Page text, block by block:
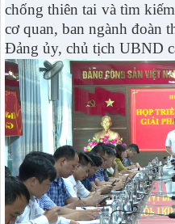
chống thiên tai và tìm
cơ quan, ban ngành đoàn
Đảng ủy, chủ tịch UBND